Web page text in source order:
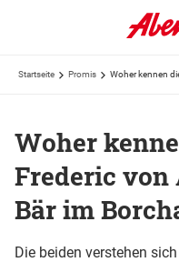
Startseite Promis
Woher
Frederic
Bär im
Die beiden verstehen